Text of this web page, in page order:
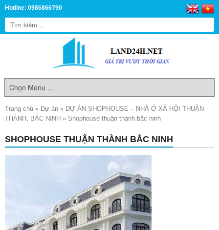
Hotline: 0986866790
Trang chủ » Dự án » DỰ ÁN SHOPHOUSE – NHÀ Ở XÃ HỘI THUẬN
THÀNH, BẮC NINH » Shophouse thuận thành bắc ninh
SHOPHOUSE THUẬN THÀNH BẮC NINH